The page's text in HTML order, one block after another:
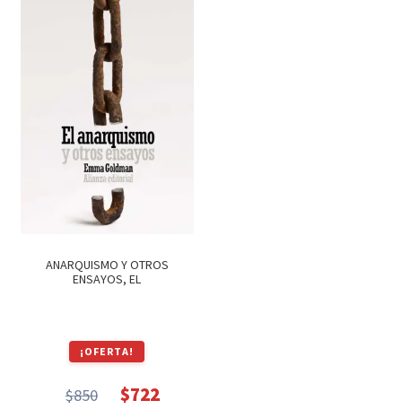
ANARQUISMO Y OTROS
ENSAYOS, EL
¡OFERTA!
$850 $722